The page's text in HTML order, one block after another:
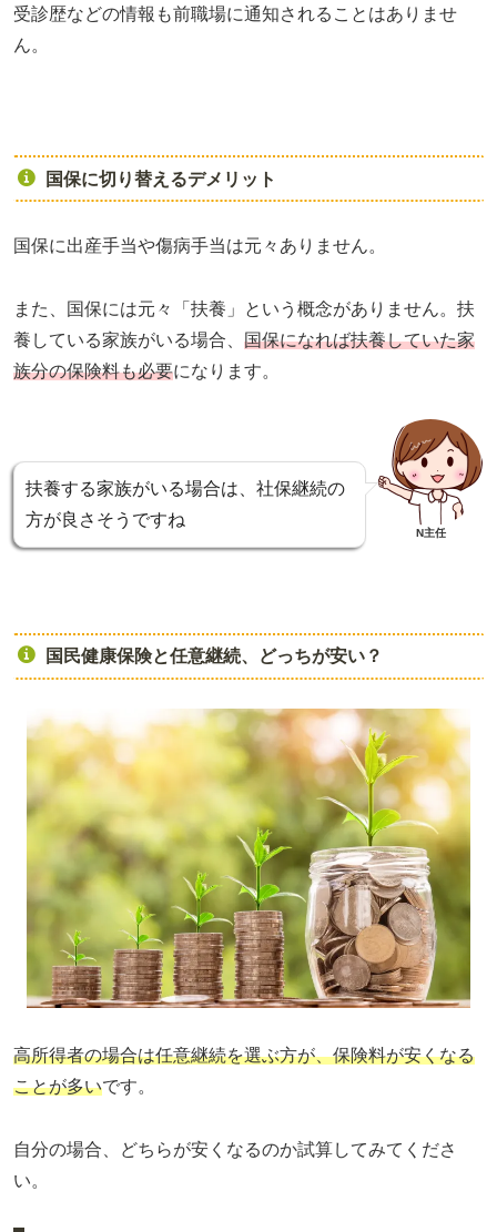
受診歴などの情報も前職場に通知されることはありませ
ん。
国保に切り替えるデメリット
国保に出産手当や傷病手当は元々ありません。
また、国保には元々「扶養」という概念がありません。扶
養している家族がいる場合、 国保になれば扶養していた家
族分の保険料も必要になります。
扶養する家族がいる場合は、社保継続の
方が良さそうですね
N主任
国民健康保険と任意継続、どっちが安い？
高所得者の場合は任意継続を選ぶ方が、保険料が安くなる
ことが多いです。
自分の場合、どちらが安くなるのか試算してみてくださ
い。